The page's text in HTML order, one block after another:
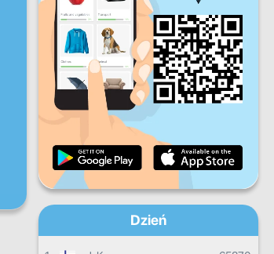
Sb. Nd.
Dzienne postępy
Miesięczne postępy
Ogólny postęp
Dzień